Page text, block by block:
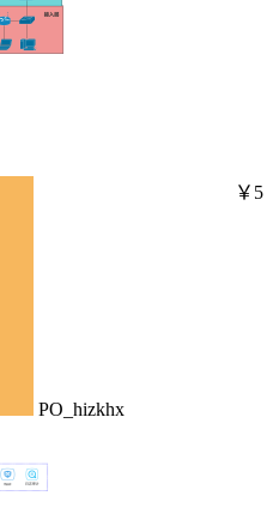
PO_hizkhx
￥5